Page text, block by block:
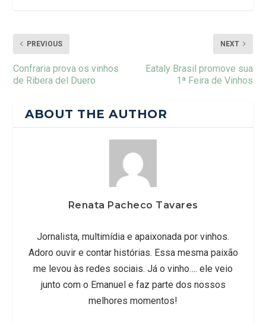
PREVIOUS
Confraria prova os vinhos
de Ribera del Duero
NEXT
Eataly Brasil promove sua
1ª Feira de Vinhos
ABOUT THE AUTHOR
Renata Pacheco Tavares
Jornalista, multimídia e apaixonada por vinhos.
Adoro ouvir e contar histórias. Essa mesma paixão
me levou às redes sociais. Já o vinho…. ele veio
junto com o Emanuel e faz parte dos nossos
melhores momentos!